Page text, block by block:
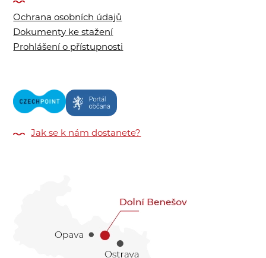
Ochrana osobních údajů
Dokumenty ke stažení
Prohlášení o přístupnosti
Jak se k nám dostanete?